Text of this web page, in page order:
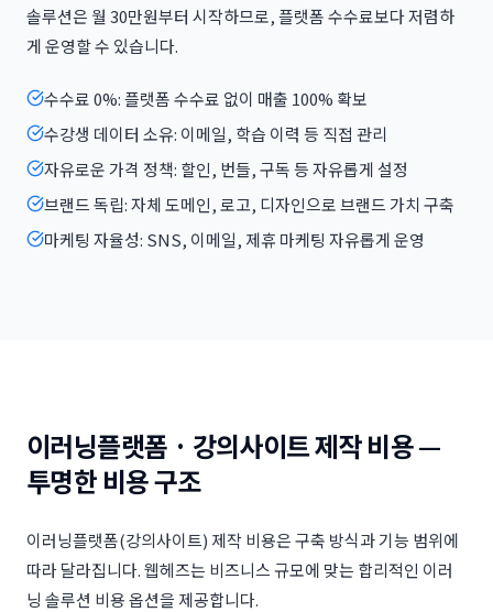
솔루션은 월 30만원부터 시작하므로, 플랫폼 수수료보다 저렴하
게 운영할 수 있습니다.
수수료 0%: 플랫폼 수수료 없이 매출 100% 확보
수강생 데이터 소유: 이메일, 학습 이력 등 직접 관리
자유로운 가격 정책: 할인, 번들, 구독 등 자유롭게 설정
브랜드 독립: 자체 도메인, 로고, 디자인으로 브랜드 가치 구축
마케팅 자율성: SNS, 이메일, 제휴 마케팅 자유롭게 운영
이러닝플랫폼 · 강의사이트 제작 비용 —
투명한 비용 구조
이러닝플랫폼(강의사이트) 제작 비용은 구축 방식과 기능 범위에
따라 달라집니다. 웹헤즈는 비즈니스 규모에 맞는 합리적인 이러
닝 솔루션 비용 옵션을 제공합니다.